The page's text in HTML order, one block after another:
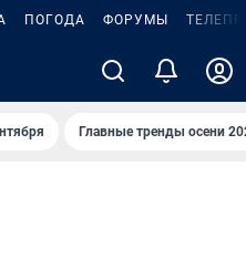
ПОГОДА ФОРУМЫ
Главные тренды осени